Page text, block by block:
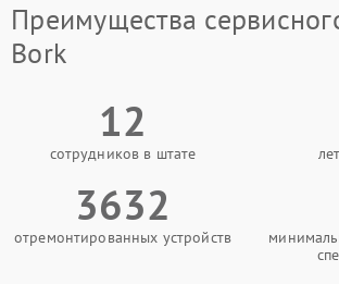
Преимущества
Bork
12
сотрудников в штате
3632
отремонтированных устройств